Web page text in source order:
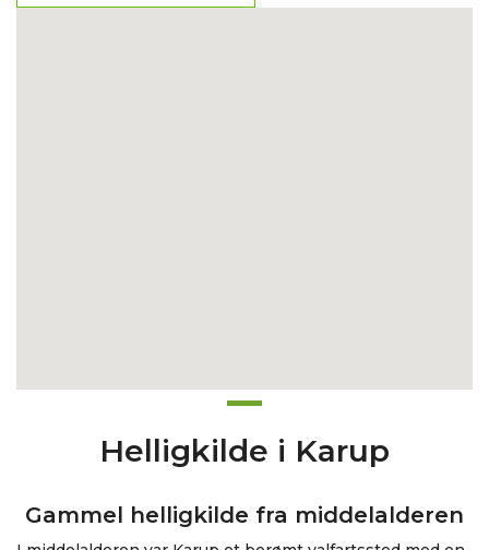
Helligkilde i Karup
Gammel helligkilde fra middelalderen